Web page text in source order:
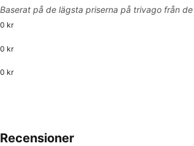
Baserat på de lägsta priserna på trivago från
0 kr
0 kr
0 kr
Recensioner